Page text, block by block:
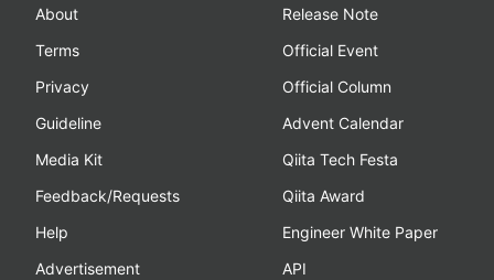
About
Terms
Privacy
Guideline
Media Kit
Feedback/Requests
Help
Advertisement
Release Note
Official Event
Official Column
Advent Calendar
Qiita Tech Festa
Qiita Award
Engineer White Paper
API